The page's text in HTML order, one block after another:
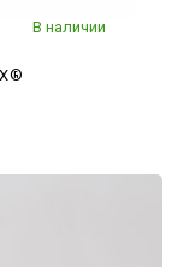
В наличии